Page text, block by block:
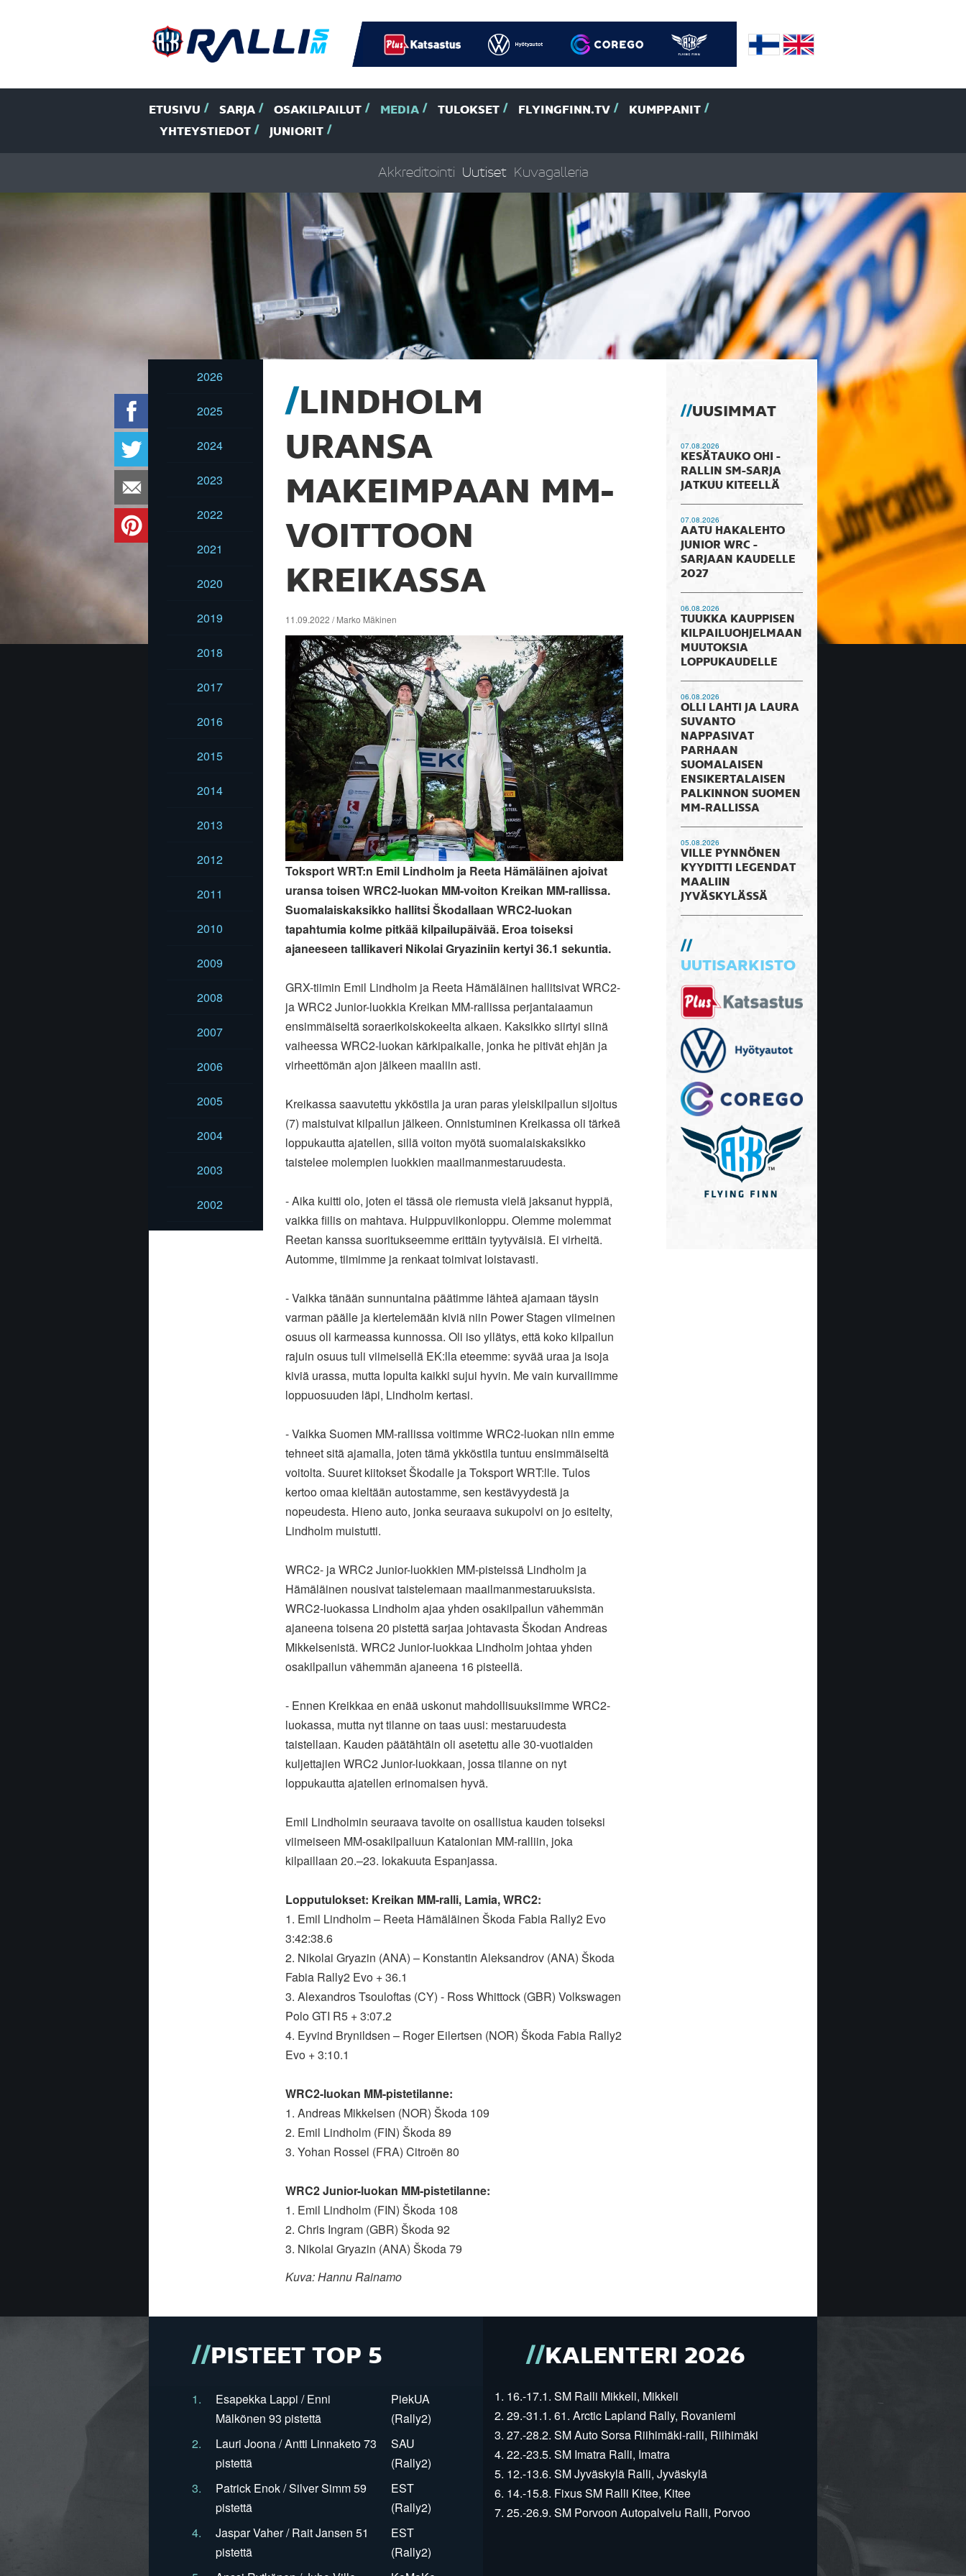
ETUSIVU SARJA OSAKILPAILUT MEDIA TULOKSET FLYINGFINN.TV
KUMPPANIT
YHTEYSTIEDOT
JUNIORIT
Akkreditointi Uutiset Kuvagalleria
2026
2025
2024
2023
2022
2021
2020
2019
2018
2017
2016
2015
2014
2013
2012
2011
2010
2009
2008
2007
2006
2005
2004
2003
2002
LINDHOLM
URANSA
MAKEIMPAAN MM-
VOITTOON
KREIKASSA
11.09.2022 / Marko Mäkinen
Toksport WRT:n Emil Lindholm ja Reeta Hämäläinen ajoivat
uransa toisen WRC2-luokan MM-voiton Kreikan MM-rallissa.
Suomalaiskaksikko hallitsi Škodallaan WRC2-luokan
tapahtumia kolme pitkää kilpailupäivää. Eroa toiseksi
ajaneeseen tallikaveri Nikolai Gryaziniin kertyi 36.1 sekuntia.
GRX-tiimin Emil Lindholm ja Reeta Hämäläinen hallitsivat WRC2-
ja WRC2 Junior-luokkia Kreikan MM-rallissa perjantaiaamun
ensimmäiseltä soraerikoiskokeelta alkaen. Kaksikko siirtyi siinä
vaiheessa WRC2-luokan kärkipaikalle, jonka he pitivät ehjän ja
virheettömän ajon jälkeen maaliin asti.
Kreikassa saavutettu ykköstila ja uran paras yleiskilpailun sijoitus
(7) maistuivat kilpailun jälkeen. Onnistuminen Kreikassa oli tärkeä
loppukautta ajatellen, sillä voiton myötä suomalaiskaksikko
taistelee molempien luokkien maailmanmestaruudesta.
- Aika kuitti olo, joten ei tässä ole riemusta vielä jaksanut hyppiä,
vaikka fiilis on mahtava. Huippuviikonloppu. Olemme molemmat
Reetan kanssa suoritukseemme erittäin tyytyväisiä. Ei virheitä.
Automme, tiimimme ja renkaat toimivat loistavasti.
- Vaikka tänään sunnuntaina päätimme lähteä ajamaan täysin
varman päälle ja kiertelemään kiviä niin Power Stagen viimeinen
osuus oli karmeassa kunnossa. Oli iso yllätys, että koko kilpailun
rajuin osuus tuli viimeisellä EK:lla eteemme: syvää uraa ja isoja
kiviä urassa, mutta lopulta kaikki sujui hyvin. Me vain kurvailimme
loppuosuuden läpi, Lindholm kertasi.
- Vaikka Suomen MM-rallissa voitimme WRC2-luokan niin emme
tehneet sitä ajamalla, joten tämä ykköstila tuntuu ensimmäiseltä
voitolta. Suuret kiitokset Škodalle ja Toksport WRT:lle. Tulos
kertoo omaa kieltään autostamme, sen kestävyydestä ja
nopeudesta. Hieno auto, jonka seuraava sukupolvi on jo esitelty,
Lindholm muistutti.
WRC2- ja WRC2 Junior-luokkien MM-pisteissä Lindholm ja
Hämäläinen nousivat taistelemaan maailmanmestaruuksista.
WRC2-luokassa Lindholm ajaa yhden osakilpailun vähemmän
ajaneena toisena 20 pistettä sarjaa johtavasta Škodan Andreas
Mikkelsenistä. WRC2 Junior-luokkaa Lindholm johtaa yhden
osakilpailun vähemmän ajaneena 16 pisteellä.
- Ennen Kreikkaa en enää uskonut mahdollisuuksiimme WRC2-
luokassa, mutta nyt tilanne on taas uusi: mestaruudesta
taistellaan. Kauden päätähtäin oli asetettu alle 30-vuotiaiden
kuljettajien WRC2 Junior-luokkaan, jossa tilanne on nyt
loppukautta ajatellen erinomaisen hyvä.
Emil Lindholmin seuraava tavoite on osallistua kauden toiseksi
viimeiseen MM-osakilpailuun Katalonian MM-ralliin, joka
kilpaillaan 20.–23. lokakuuta Espanjassa.
Lopputulokset: Kreikan MM-ralli, Lamia, WRC2:
1. Emil Lindholm – Reeta Hämäläinen Škoda Fabia Rally2 Evo
3:42:38.6
2. Nikolai Gryazin (ANA) – Konstantin Aleksandrov (ANA) Škoda
Fabia Rally2 Evo + 36.1
3. Alexandros Tsouloftas (CY) - Ross Whittock (GBR) Volkswagen
Polo GTI R5 + 3:07.2
4. Eyvind Brynildsen – Roger Eilertsen (NOR) Škoda Fabia Rally2
Evo + 3:10.1
WRC2-luokan MM-pistetilanne:
1. Andreas Mikkelsen (NOR) Škoda 109
2. Emil Lindholm (FIN) Škoda 89
3. Yohan Rossel (FRA) Citroën 80
WRC2 Junior-luokan MM-pistetilanne:
1. Emil Lindholm (FIN) Škoda 108
2. Chris Ingram (GBR) Škoda 92
3. Nikolai Gryazin (ANA) Škoda 79
Kuva: Hannu Rainamo
UUSIMMAT
07.08.2026
KESÄTAUKO OHI -
RALLIN SM-SARJA
JATKUU KITEELLÄ
07.08.2026
AATU HAKALEHTO
JUNIOR WRC -
SARJAAN KAUDELLE
2027
06.08.2026
TUUKKA KAUPPISEN
KILPAILUOHJELMAAN
MUUTOKSIA
LOPPUKAUDELLE
06.08.2026
OLLI LAHTI JA LAURA
SUVANTO
NAPPASIVAT
PARHAAN
SUOMALAISEN
ENSIKERTALAISEN
PALKINNON SUOMEN
MM-RALLISSA
05.08.2026
VILLE PYNNÖNEN
KYYDITTI LEGENDAT
MAALIIN
JYVÄSKYLÄSSÄ
UUTISARKISTO
PISTEET TOP 5
1.
Esapekka Lappi / Enni
Mälkönen 93 pistettä
PiekUA
(Rally2)
2.
Lauri Joona / Antti Linnaketo 73
pistettä
SAU
(Rally2)
3.
Patrick Enok / Silver Simm 59
pistettä
EST
(Rally2)
4.
Jaspar Vaher / Rait Jansen 51
pistettä
EST
(Rally2)
KALENTERI 2026
1. 16.-17.1. SM Ralli Mikkeli, Mikkeli
2. 29.-31.1. 61. Arctic Lapland Rally, Rovaniemi
3. 27.-28.2. SM Auto Sorsa Riihimäki-ralli, Riihimäki
4. 22.-23.5. SM Imatra Ralli, Imatra
5. 12.-13.6. SM Jyväskylä Ralli, Jyväskylä
6. 14.-15.8. Fixus SM Ralli Kitee, Kitee
7. 25.-26.9. SM Porvoon Autopalvelu Ralli, Porvoo